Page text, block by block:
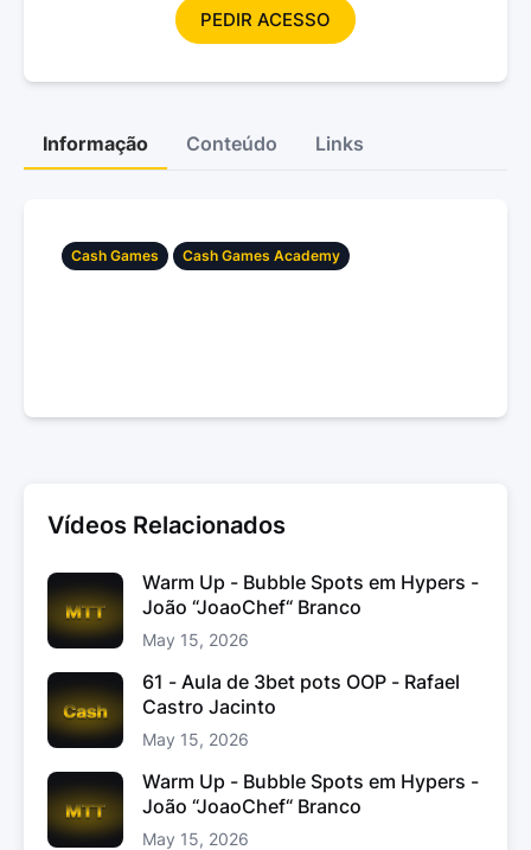
PEDIR ACESSO
Informação Conteúdo Links
Cash Games Cash Games Academy
Vídeos Relacionados
Warm Up - Bubble Spots em Hypers -
João “JoaoChef“ Branco
May 15, 2026
61 - Aula de 3bet pots OOP - Rafael
Castro Jacinto
May 15, 2026
Warm Up - Bubble Spots em Hypers -
João “JoaoChef“ Branco
May 15, 2026